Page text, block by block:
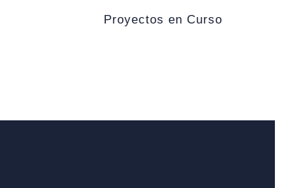
Proyectos en Curso